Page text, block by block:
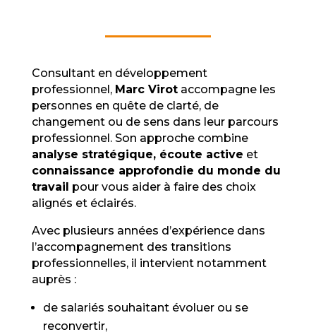
Consultant en développement
professionnel, Marc Virotaccompagne les
personnes en quête de clarté, de
changement ou de sens dans leur parcours
professionnel. Son approche combine
analyse stratégique, écoute active et
connaissance approfondie du monde du
travail pour vous aider à faire des choix
alignés et éclairés.
Avec plusieurs années d’expérience dans
l’accompagnement des transitions
professionnelles, il intervient notamment
auprès :
de salariés souhaitant évoluer ou se
reconvertir,